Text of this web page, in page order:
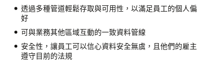
透過多種管道輕鬆存取與可用性，以滿足員工的個人偏
好
可與業務其他區域互動的一致資料管線
安全性，讓員工可以信心資料安全無虞，且他們的雇主
遵守目前的法規